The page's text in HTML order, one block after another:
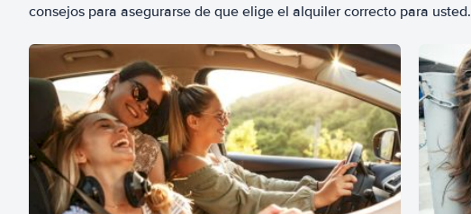
consejos para asegurarse de que elige el alquiler correcto para usted.